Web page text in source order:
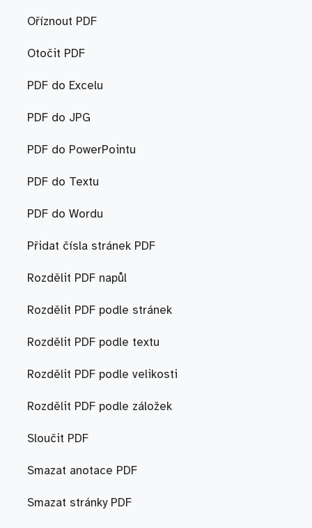
Oříznout PDF
Otočit PDF
PDF do Excelu
PDF do JPG
PDF do PowerPointu
PDF do Textu
PDF do Wordu
Přidat čísla stránek PDF
Rozdělit PDF napůl
Rozdělit PDF podle stránek
Rozdělit PDF podle textu
Rozdělit PDF podle velikosti
Rozdělit PDF podle záložek
Sloučit PDF
Smazat anotace PDF
Smazat stránky PDF